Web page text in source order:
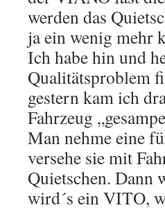
werden das
ja ein wenig mehr
Ich habe hin und
Qualitätsproblem
gestern kam ich
Fahrzeug
Man nehme eine
versehe sie mit
Quietschen. Dann
wird´s ein VITO,